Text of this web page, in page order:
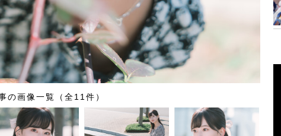
の画像一覧（全11件）